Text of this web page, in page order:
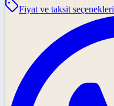
Fiyat ve taksit seçenekleri